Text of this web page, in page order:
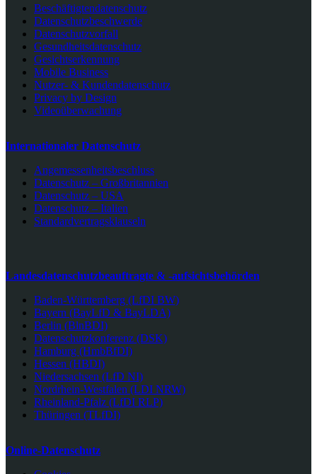
Beschäftigtendatenschutz
Datenschutzbeschwerde
Datenschutzvorfall
Gesundheitsdatenschutz
Gesichtserkennung
Mobile Business
Nutzer- & Kundendatenschutz
Privacy by Design
Videoüberwachung
Internationaler Datenschutz
Angemessenheitsbeschluss
Datenschutz – Großbritannien
Datenschutz – USA
Datenschutz – Italien
Standardvertragsklauseln
Landesdatenschutzbeauftragte & -aufsichtsbehörden
Baden-Württemberg (LfDI BW)
Bayern (BayLfD & BayLDA)
Berlin (BlnBDI)
Datenschutzkonferenz (DSK)
Hamburg (HmbBfDI)
Hessen (HBDI)
Niedersachsen (LfD NI)
Nordrhein-Westfalen (LDI NRW)
Rheinland-Pfalz (LfDI RLP)
Thüringen (TLfDI)
Online-Datenschutz